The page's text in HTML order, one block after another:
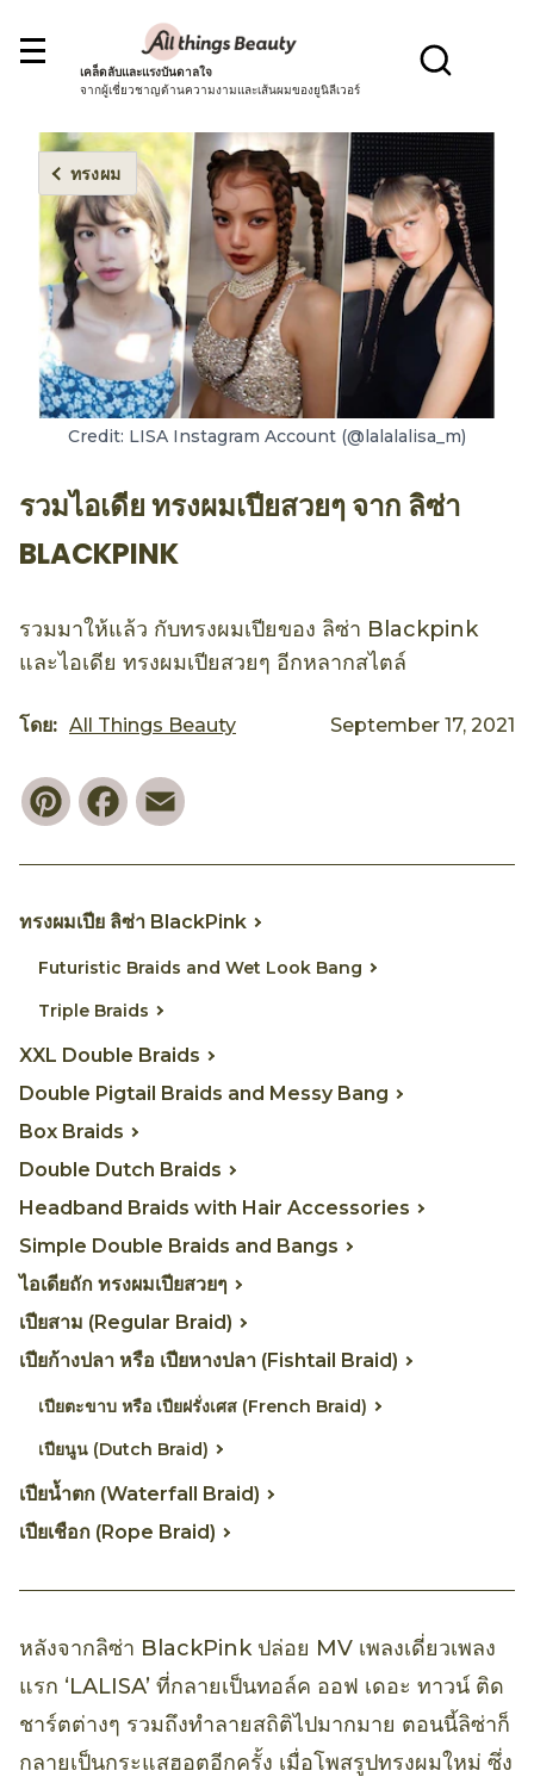
เคล็ดลับและแรงบันดาลใจ
จากผู้เชี่ยวชาญด้านความงามและเส้นผมของยูนิลีเวอร์
ทรงผม
Credit: LISA Instagram Account (@lalalalisa_m)
รวมไอเดีย ทรงผมเปียสวยๆ จาก ลิซ่า
BLACKPINK
รวมมาให้แล้ว กับทรงผมเปียของ ลิซ่า Blackpink
และไอเดีย ทรงผมเปียสวยๆ อีกหลากสไตล์
โดย: All Things Beauty September 17, 2021
PinterestFacebook
ทรงผมเปีย ลิซ่า BlackPink
Futuristic Braids and Wet Look Bang
Triple Braids
XXL Double Braids
Double Pigtail Braids and Messy Bang
Box Braids
Double Dutch Braids
Headband Braids with Hair Accessories
Simple Double Braids and Bangs
ไอเดียถัก ทรงผมเปียสวยๆ
เปียสาม (Regular Braid)
เปียก้างปลา หรือ เปียหางปลา (Fishtail Braid)
เปียตะขาบ หรือ เปียฝรั่งเศส (French Braid)
เปียนูน (Dutch Braid)
เปียน้ำตก (Waterfall Braid)
เปียเชือก (Rope Braid)
หลังจากลิซ่า BlackPink ปล่อย MV เพลงเดี่ยวเพลง
แรก ‘LALISA’ ที่กลายเป็นทอล์ค ออฟ เดอะ ทาวน์ ติด
ชาร์ตต่างๆ รวมถึงทำลายสถิติไปมากมาย ตอนนี้ลิซ่าก็
กลายเป็นกระแสฮอตอีกครั้ง เมื่อโพสรูปทรงผมใหม่ ซึ่ง